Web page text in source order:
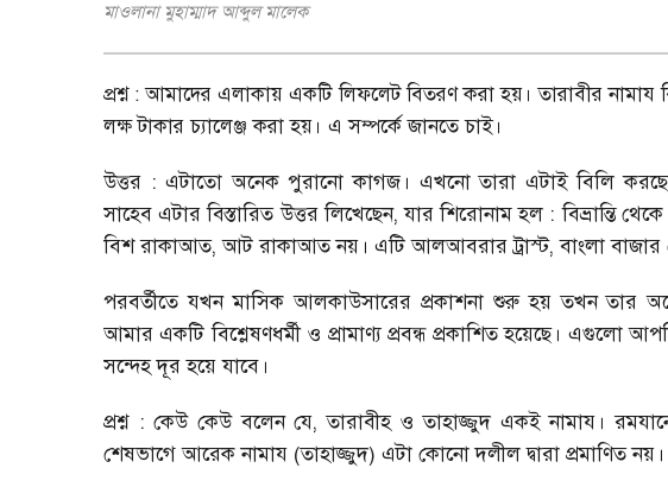
মাওলানা মুহাম্মাদ আব্দুল মালেক
প্রশ্ন : আমাদের এলাকায় একটি লিফলেট বিতরণ করা হয়। তারাবীর
লক্ষ টাকার চ্যালেঞ্জ করা হয়। এ সম্পর্কে জানতে চাই।
উত্তর : এটাতো অনেক পুরানো কাগজ। এখনো তারা এটাই বিলি
সাহেব এটার বিস্তারিত উত্তর লিখেছেন, যার শিরোনাম হল : বিভ্রান্তি
বিশ রাকাআত, আট রাকাআত নয়। এটি আলআবরার ট্রাস্ট, বাংলা বাজার
পরবর্তীতে যখন মাসিক আলকাউসারের প্রকাশনা শুরু হয় তখন তার
আমার একটি বিশ্লেষণধর্মী ও প্রামাণ্য প্রবন্ধ প্রকাশিত হয়েছে। এগুলো
সন্দেহ দূর হয়ে যাবে।
প্রশ্ন : কেউ কেউ বলেন যে, তারাবীহ ও তাহাজ্জুদ একই নামায।
শেষভাগে আরেক নামায (তাহাজ্জুদ) এটা কোনো দলীল দ্বারা প্রমাণিত